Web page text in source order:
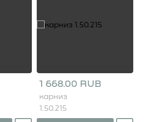
1 668.00 RUB
карниз
1.50.215